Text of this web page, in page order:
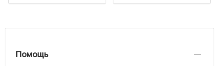
Помощь